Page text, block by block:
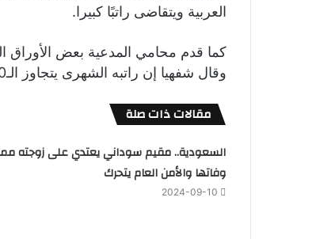
العربية ويتقاضى راتبًا كبيرا.
كما قدم محامي المدعية بعض الأوراق
وقال شفهيا إن راتبه الشهرى يتجاوز الـ100 ألف جنيه مصري
مقالات ذات صلة
السعودية.. مقيم سوداني يعتدي على زوجته
وفاتها والأمن العام يتحرك
2024-09-10